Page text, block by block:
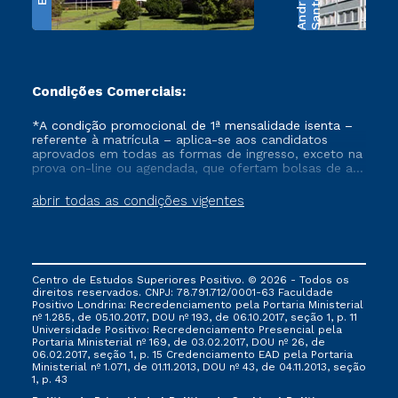
S
a
n
t
o
s
A
n
d
r
a
d
Condições Comerciais:
abrir todas as condições vigentes
*A condição promocional de 1ª mensalidade isenta –
referente à matrícula – aplica-se aos candidatos
aprovados em todas as formas de ingresso, exceto na
prova on-line ou agendada, que ofertam bolsas de até
vigente, que ainda não tenham efetivado e/ou não
tenham cancelado ou trancado sua matrícula em uma
via FIES, Prouni e outros programas governamentais, e
não se acumula com nenhuma outra campanha
ofertada pela Instituição.
Centro de Estudos Superiores Positivo. © 2026 - Todos os
direitos reservados. CNPJ: 78.791.712/0001-63 Faculdade
Positivo Londrina: Recredenciamento pela Portaria Ministerial
nº 1.285, de 05.10.2017, DOU nº 193, de 06.10.2017, seção 1, p. 11
Universidade Positivo: Recredenciamento Presencial ​pela
Portaria Ministerial nº 169, de 03.02.2017, DOU nº 26, de
06.02.2017, seção 1, p. 15 Credenciamento EAD pela Portaria
Ministerial nº 1.071, de 01.11.2013, DOU nº 43, de 04.11.2013, seção
1, p. 43